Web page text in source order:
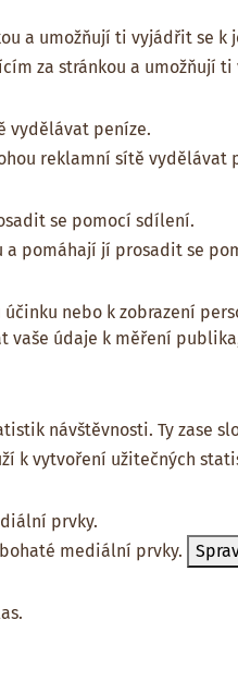
a umožňují ti vyjádřit se k
za stránkou a umožňují
vydělávat peníze.
reklamní sítě vydělávat
se pomocí sdílení.
a pomáhají jí prosadit se
nebo k zobrazení
vaše údaje k měření
návštěvnosti. Ty zase
k vytvoření užitečných
prvky.
mediální prvky.